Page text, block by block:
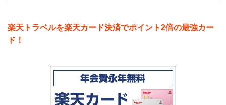
楽天トラベルを楽天カード決済でポイント2倍の最強カー
ド！